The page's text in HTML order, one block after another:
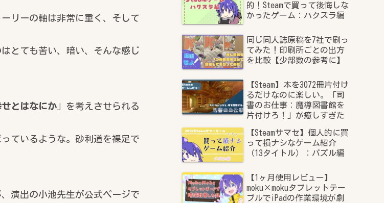
リーの軸は非常に重く、そして
とても苦い、暗い、そんな感じ
とはなにか 」を考えさせられる
ているような。砂利道を裸足で
演出の小池先生が公式ページで
的！Steamで買って後悔しな
かったゲーム：ハクスラ編
同じ同人誌原稿を7社で刷っ
てみた！印刷所ごとの出方
を比較【少部数の参考に】
【Steam】本を3072冊片付け
るだけなのに楽しい。「司
書のお仕事：魔導図書館を
片付けろ！」が癒しすぎた
【Steamサマセ】個人的に買
って損ナシなゲーム紹介
（13タイトル）：パズル編
【1ヶ月使用レビュー】
moku×mokuタブレットテー
ブルでiPadの作業環境が劇